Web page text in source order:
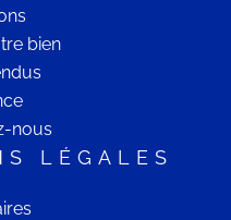
bien
nous
LÉGALES